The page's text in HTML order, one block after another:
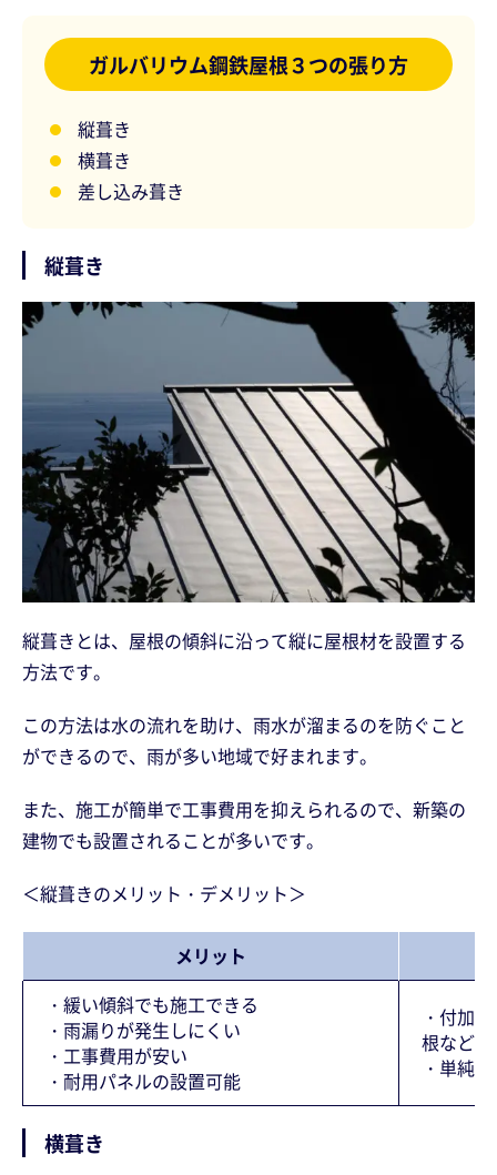
ガルバリウム鋼鉄屋根３つの張り方
縦葺き
横葺き
差し込み葺き
縦葺き
縦葺きとは、屋根の傾斜に沿って縦に屋根材を設置する
方法です。
この方法は水の流れを助け、雨水が溜まるのを防ぐこと
ができるので、雨が多い地域で好まれます。
また、施工が簡単で工事費用を抑えられるので、新築の
建物でも設置されることが多いです。
＜縦葺きのメリット・デメリット＞
メリット
・緩い傾斜でも施工できる
・雨漏りが発生しにくい
・工事費用が安い
・耐用パネルの設置可能
・付加
根など)
・単純
横葺き